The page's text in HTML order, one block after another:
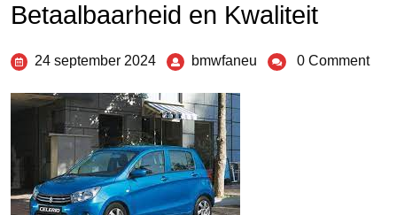
Betaalbaarheid en Kwaliteit
24 september 2024 bmwfaneu 0 Comment